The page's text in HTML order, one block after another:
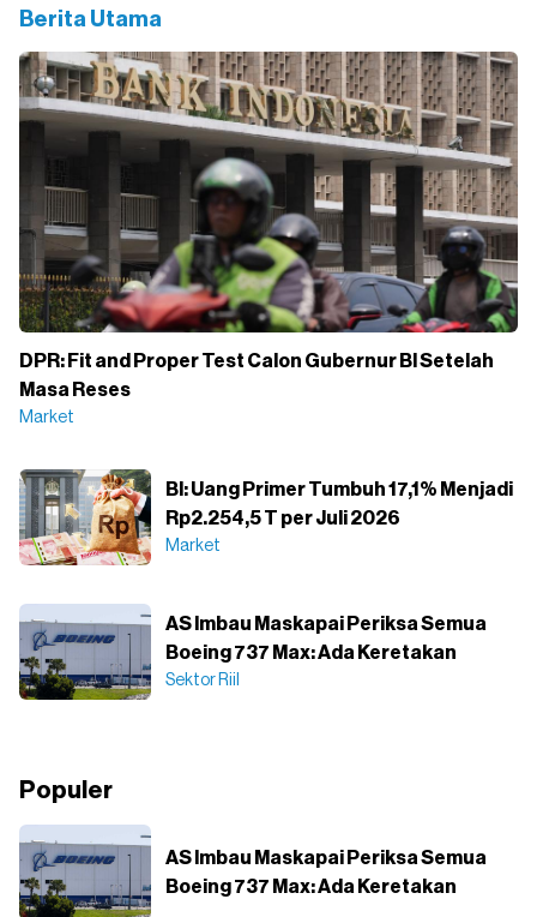
Berita Utama
DPR: Fit and Proper Test Calon Gubernur BI Setelah
Masa Reses
Market
BI: Uang Primer Tumbuh 17,1% Menjadi
Rp2.254,5 T per Juli 2026
Market
AS Imbau Maskapai Periksa Semua
Boeing 737 Max: Ada Keretakan
Sektor Riil
Populer
AS Imbau Maskapai Periksa Semua
Boeing 737 Max: Ada Keretakan